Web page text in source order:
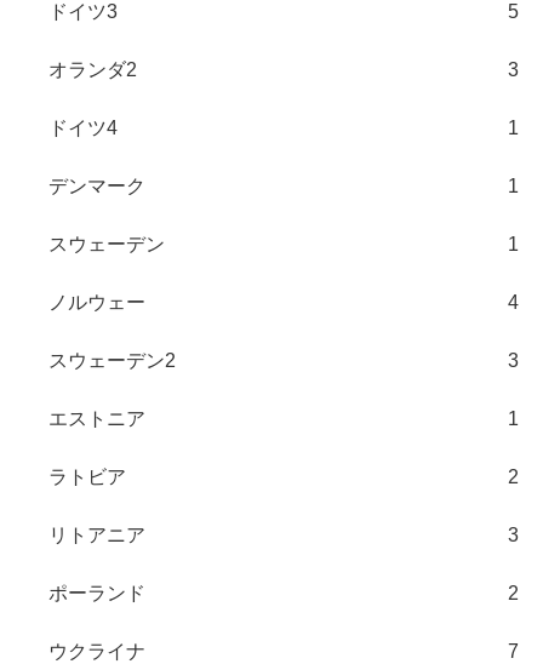
ドイツ3 5
オランダ2 3
ドイツ4 1
デンマーク 1
スウェーデン 1
ノルウェー 4
スウェーデン2 3
エストニア 1
ラトビア 2
リトアニア 3
ポーランド 2
ウクライナ 7